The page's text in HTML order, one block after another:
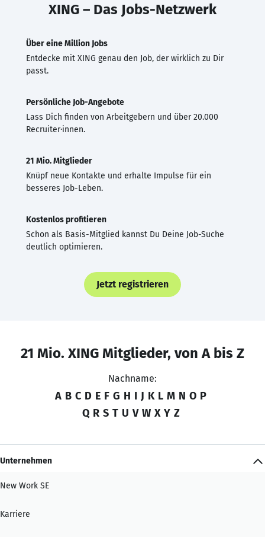
XING – Das Jobs-Netzwerk
Über eine Million Jobs
Entdecke mit XING genau den Job, der wirklich zu Dir
passt.
Persönliche Job-Angebote
Lass Dich finden von Arbeitgebern und über 20.000
Recruiter·innen.
21 Mio. Mitglieder
Knüpf neue Kontakte und erhalte Impulse für ein
besseres Job-Leben.
Kostenlos profitieren
Schon als Basis-Mitglied kannst Du Deine Job-Suche
deutlich optimieren.
Jetzt registrieren
21 Mio. XING Mitglieder, von A bis Z
Nachname:
A B C D E F G H I J K L M N O P
Q R S T U V W X Y Z
Unternehmen
New Work SE
Karriere